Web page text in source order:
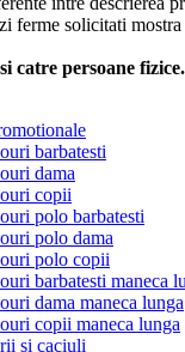
ferme solicitati
catre persoane fizice.
barbatesti
dama
copii
polo barbatesti
polo dama
polo copii
barbatesti maneca
dama maneca lunga
copii maneca lunga
si caciuli